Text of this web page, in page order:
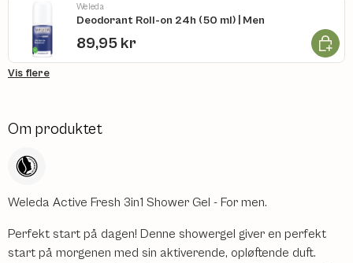
Weleda
Deodorant Roll-on 24h (50 ml) | Men
89,95 kr Læg i
Vis flere
Om produktet
Weleda Active Fresh 3in1 Shower Gel - For men.
Perfekt start på dagen! Denne showergel giver en perfekt
start på morgenen med sin aktiverende, opløftende duft.